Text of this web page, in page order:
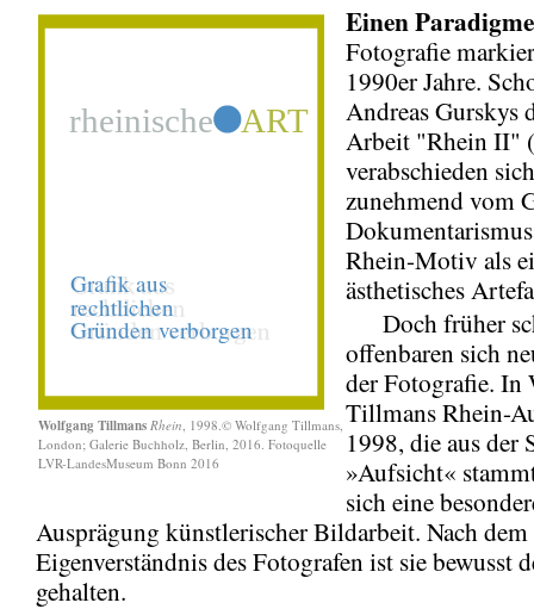
Wolfgang Tillmans Rhein , 1998.© Wolfgang Tillmans,
London; Galerie Buchholz, Berlin, 2016. Fotoquelle
LVR-LandesMuseum Bonn 2016
Einen
Fotografie
1990er Jahre.
Andreas Gurskys
Arbeit "Rhein II"
verabschieden
zunehmend vom
Rhein-Motiv als
ästhetisches
Doch früher
offenbaren sich
der Fotografie. In
Tillmans Rhein-
1998, die aus der
»Aufsicht«
sich eine
Ausprägung künstlerischer Bildarbeit. Nach dem
Eigenverständnis des Fotografen ist sie bewusst
gehalten.